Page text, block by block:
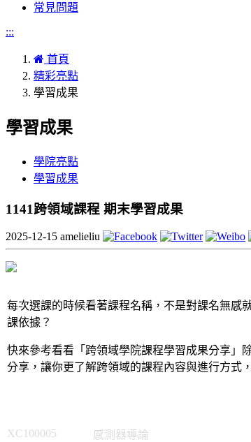
常見問題
:::
首頁
精彩亮點
學習成果
學習成果
學院亮點
學習成果
1141跨領域課程 期末學習成果
2025-12-15 amelieliu
每次選課的時候看著課程名稱，不是對課名無感
課依據？
快來參考看看「跨領域學院課程學習成果分享」
分享，讓你更了解跨領域的課程內容與進行方式
XC100005
感測器導論